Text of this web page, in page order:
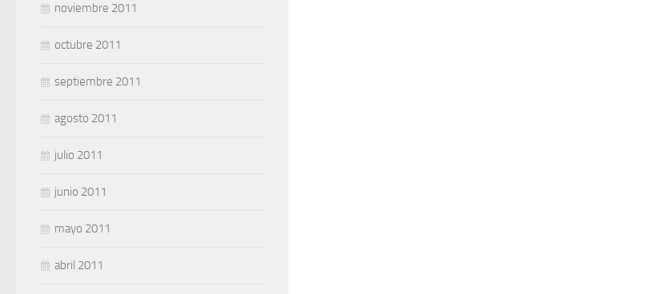
noviembre 2011
octubre 2011
septiembre 2011
agosto 2011
julio 2011
junio 2011
mayo 2011
abril 2011